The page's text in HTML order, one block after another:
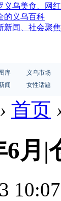
义乌美食、网
的义乌百科
新闻、社会聚焦
库 义乌市场
闻 女性话题
› 首页 ›
6月|
10:07